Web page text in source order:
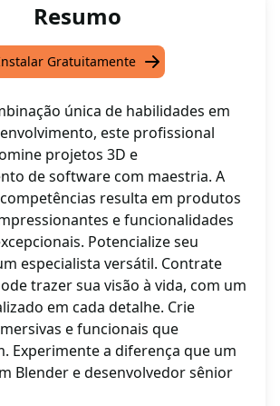
Resumo
Gratuitamente
única de habilidades em
este profissional
projetos 3D e
de software com maestria. A
resulta em produtos
e funcionalidades
Potencialize seu
especialista versátil. Contrate
trazer sua visão à vida, com um
em cada detalhe. Crie
e funcionais que
Experimente a diferença que um
Blender e desenvolvedor sênior